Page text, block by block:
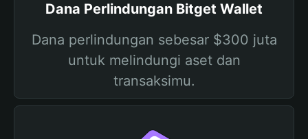
Dana Perlindungan Bitget Wallet
Dana perlindungan sebesar $300 juta
untuk melindungi aset dan
transaksimu.